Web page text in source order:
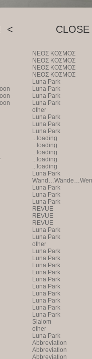
< CLOSE
NEOΣ KOΣMOΣ
NEOΣ KOΣMOΣ
NEOΣ KOΣMOΣ
NEOΣ KOΣMOΣ
Luna Park
Luna Park
Luna Park
Luna Park
other
Luna Park
Luna Park
Luna Park
...loading
...loading
...loading
...loading
...loading
Luna Park
Luna Park
Luna Park
Luna Park
REVUE
REVUE
REVUE
Luna Park
Luna Park
other
Luna Park
Luna Park
Luna Park
Luna Park
Luna Park
Luna Park
Luna Park
Luna Park
Luna Park
Luna Park
Slalom
other
Luna Park
Abbreviation
Abbreviation
Abbreviation